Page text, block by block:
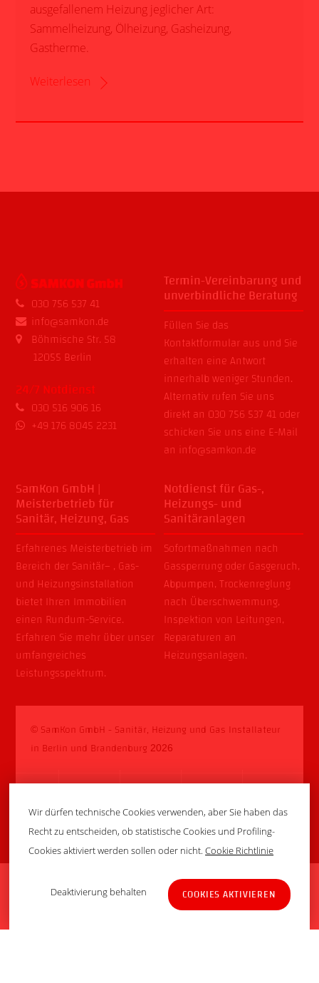
ausgefallenem Heizung jeglicher Art:
Sammelheizung, Ölheizung, Gasheizung,
Gastherme.
Weiterlesen
Back
To
Startseite Notdienst Kontakt Jobs Impressum
030 756 537 41
info@samkon.de
Böhmische Str. 58
12055 Berlin
24/7 Notdienst
030 516 906 16
+49 176 8045 2231
Termin-Vereinbarung und
unverbindliche Beratung
Füllen Sie das
Kontaktformular aus und Sie
erhalten eine Antwort
innerhalb weniger Stunden.
Alternativ rufen Sie uns
direkt an 030 756 537 41 oder
schicken Sie uns eine E-Mail
an info@samkon.de
SamKon GmbH |
Meisterbetrieb für
Sanitär, Heizung, Gas
Erfahrenes Meisterbetrieb im
Bereich der Sanitär– , Gas-
und Heizungsinstallation
bietet Ihren Immobilien
einen Rundum-Service.
Erfahren Sie mehr über unser
umfangreiches
Leistungsspektrum.
Notdienst für Gas-,
Heizungs- und
Sanitäranlagen
Sofortmaßnahmen nach
Gassperrung oder Gasgeruch,
Abpumpen,Trockenreglung
nach Überschwemmung,
Inspektion von Leitungen,
Reparaturen an
Heizungsanlagen.
© SamKon GmbH - Sanitär, Heizung und Gas Installateur
in Berlin und Brandenburg 2026
Wir dürfen technische Cookies verwenden, aber Sie haben das
Recht zu entscheiden, ob statistische Cookies und Profiling-
Cookies aktiviert werden sollen oder nicht.Cookie Richtlinie
COOKIES AKTIVIEREN
Deaktivierung behalten